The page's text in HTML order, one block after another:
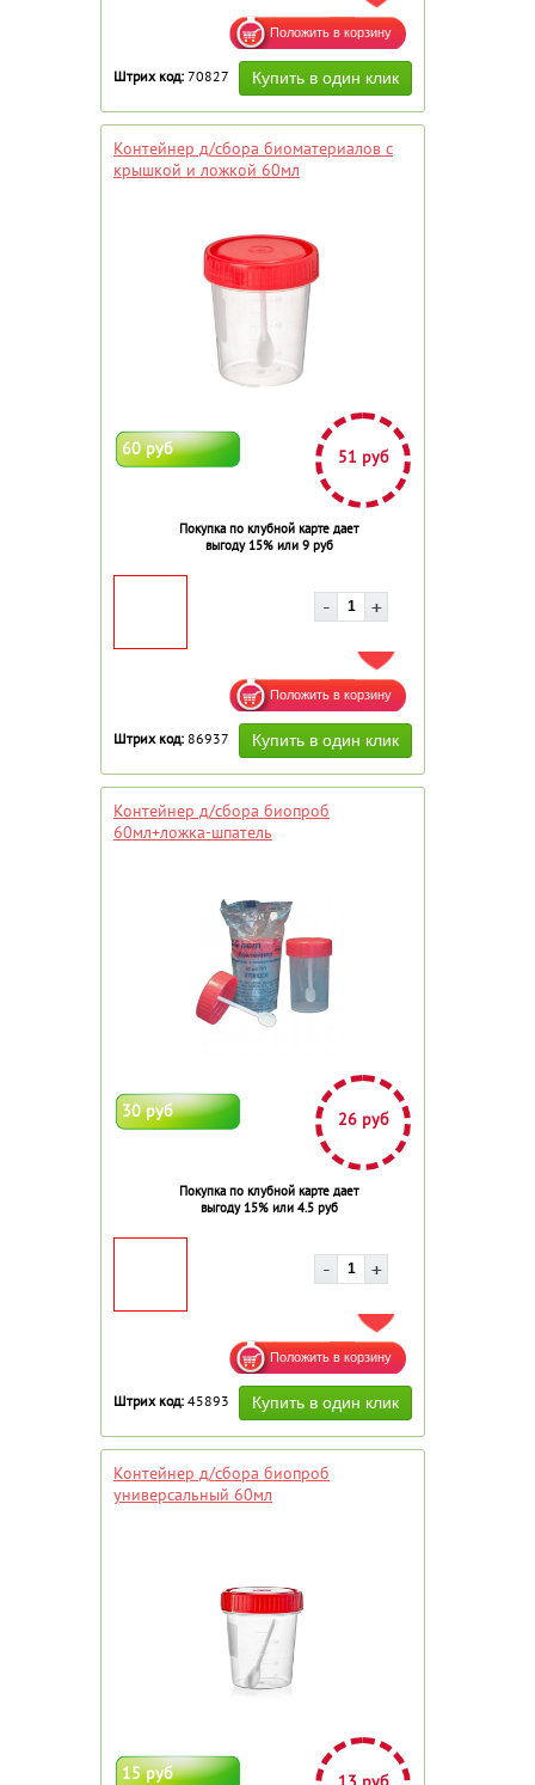
Штрих код: 70827
Контейнер д/сбора биоматериалов с
крышкой и ложкой 60мл
60 руб 51 руб
Покупка по клубной карте дает
выгоду 15% или 9 руб
ДОБАВИТЬ В ИЗБРАННОЕ
Штрих код: 86937
Контейнер д/сбора биопроб
60мл+ложка-шпатель
30 руб 26 руб
Покупка по клубной карте дает
выгоду 15% или 4.5 руб
ДОБАВИТЬ В ИЗБРАННОЕ
Штрих код: 45893
Контейнер д/сбора биопроб
универсальный 60мл
15 руб